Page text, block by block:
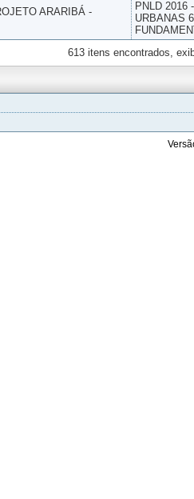
ARARIBÁ -
PNLD 2016
URBANAS
613 itens encontrados,